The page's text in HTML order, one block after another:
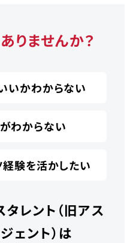
りませんか？
いかわからない
わからない
験を活かしたい
レント（旧アス
ェント）は